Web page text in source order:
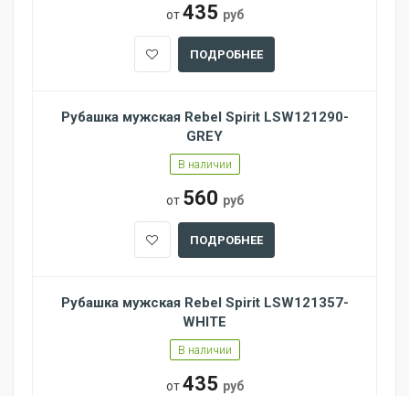
от435 руб
ПОДРОБНЕЕ
Рубашка мужская Rebel Spirit LSW121290-
GREY
В наличии
от 560 руб
ПОДРОБНЕЕ
Рубашка мужская Rebel Spirit LSW121357-
WHITE
В наличии
от435 руб